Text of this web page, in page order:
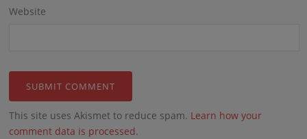
Website
This site uses Akismet to reduce spam. Learn how your
comment data is processed.